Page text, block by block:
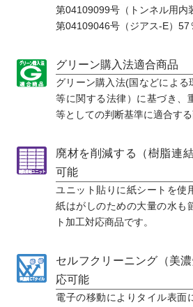
第04109099号（トンネル用内
第04109046号（ジアス-E）57
グリーン購入法適合商品
グリーン購入法(国などによる
等に関する法律）に基づき、
等としての判断基準に適合する
廃材を削減する（樹脂連
可能
ユニット貼りに紙シートを使
紙はがしのための大量の水も
ト加工対応商品です。
セルフクリーニング（美
応可能
電子の移動によりタイル表面